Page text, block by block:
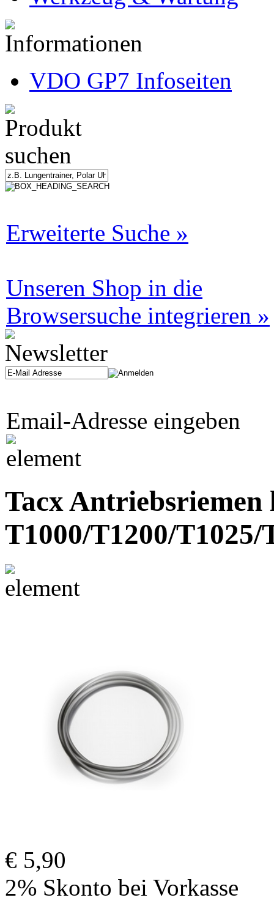
VDO GP7 Infoseiten
Erweiterte Suche »
Unseren Shop in die
Browsersuche integrieren »
Email-Adresse eingeben
Tacx
T1000/T1200/T1025/
€ 5,90
2% Skonto bei Vorkasse